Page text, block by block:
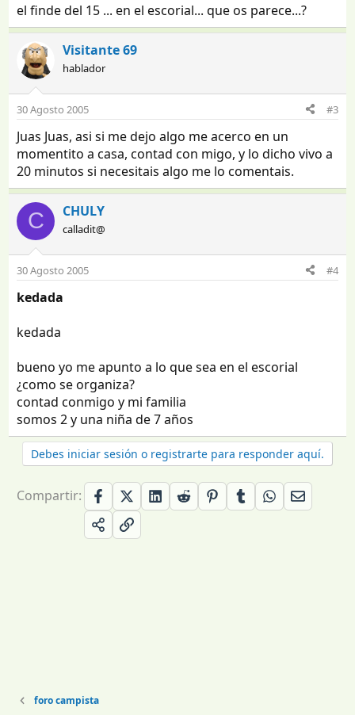
el finde del 15 ... en el escorial... que os parece...?
Visitante 69
hablador
30 Agosto 2005 #3
Juas Juas, asi si me dejo algo me acerco en un
momentito a casa, contad con migo, y lo dicho vivo a
20 minutos si necesitais algo me lo comentais.
C CHULY
calladit@
30 Agosto 2005 #4
kedada
kedada
bueno yo me apunto a lo que sea en el escorial
¿como se organiza?
contad conmigo y mi familia
somos 2 y una niña de 7 años
Debes iniciar sesión o registrarte para responder aquí.
Compartir:
foro campista